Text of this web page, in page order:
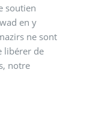
soutien
en y
ne sont
libérer de
notre